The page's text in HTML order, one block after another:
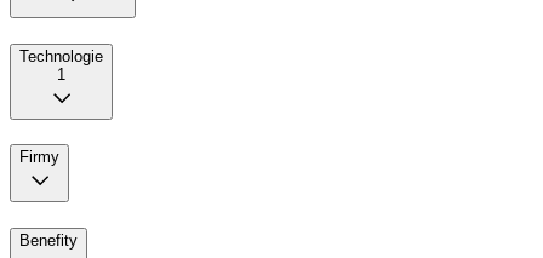
Technologie
1
Firmy
Benefity